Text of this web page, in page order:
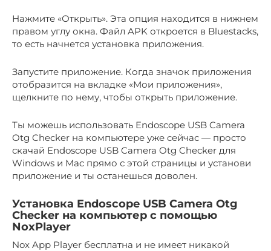
Нажмите «Открыть». Эта опция находится в нижнем
правом углу окна. Файл APK откроется в Bluestacks,
то есть начнется установка приложения.
Запустите приложение. Когда значок приложения
отобразится на вкладке «Мои приложения»,
щелкните по нему, чтобы открыть приложение.
Ты можешь использовать Endoscope USB Camera
Otg Checker на компьютере уже сейчас — просто
скачай Endoscope USB Camera Otg Checker для
Windows и Mac прямо с этой страницы и установи
приложение и ты останешься доволен.
Установка Endoscope USB Camera Otg
Checker на компьютер с помощью
NoxPlayer
Nox App Player бесплатна и не имеет никакой